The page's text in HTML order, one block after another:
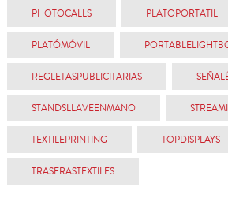
PHOTOCALLS PLATOPORTATIL
PLATÓMÓVIL
REGLETASPUBLICITARIAS
STANDSLLAVEENMANO
TEXTILEPRINTING TOPDISPLAYS
TRASERASTEXTILES